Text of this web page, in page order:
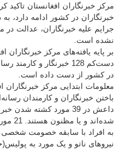
مرکز خبرنگاران افغانستان تاکید
خبرنگاران در کشور ادامه دارد،
نشده است.
در کشور از دست داده است‌.
معلومات ابتدایی مرکز خبرنگاران
داعش در 39 مورد کشته
به افراد با سابقه خصومت شخصی و
نیروهای ناتو و یک مورد به